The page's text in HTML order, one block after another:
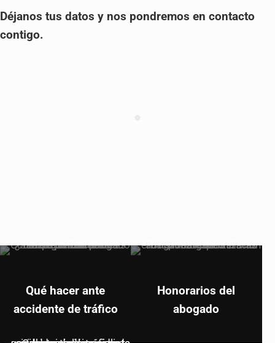
Déjanos tus datos y nos pondremos en contacto
contigo.
Qué hacer ante
accidente de tráfico
Honorarios del
abogado